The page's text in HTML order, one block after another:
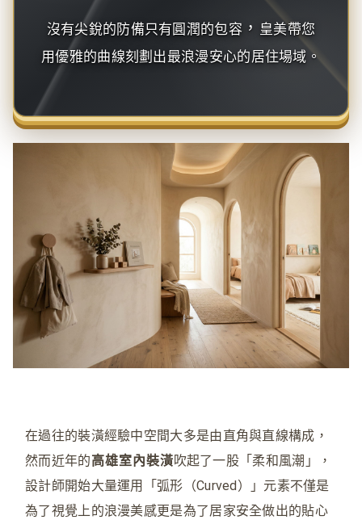
沒有尖銳的防備只有圓潤的包容 ， 皇美帶您
用優雅的曲線刻劃出最浪漫安心的居住場域。
在過往的裝潢經驗中空間大多是由直角與直線構成，
然而近年的高雄室內裝潢吹起了一股「柔和風潮」，
設計師開始大量運用「弧形（Curved）」元素不僅是
為了視覺上的浪漫美感更是為了居家安全做出的貼心